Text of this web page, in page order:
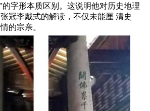
的字形本质区别。这说明他对历史地理
冠李戴式的解读，不仅未能厘 清史
的宗亲。